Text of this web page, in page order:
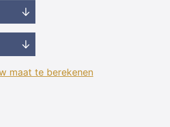
maat te berekenen